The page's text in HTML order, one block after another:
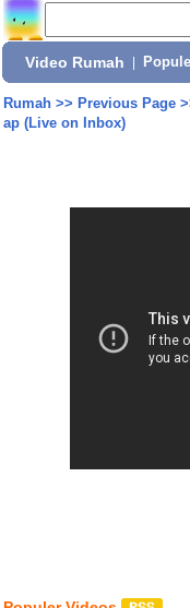
Video Rumah
Rumah>> Previous Page
ap (Live on Inbox)